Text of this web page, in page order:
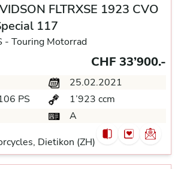
FLTRXSE 1923 CVO
117
- Touring Motorrad
CHF 33’900.-
25.02.2021
PS
1’923 ccm
A
Dietikon (ZH)